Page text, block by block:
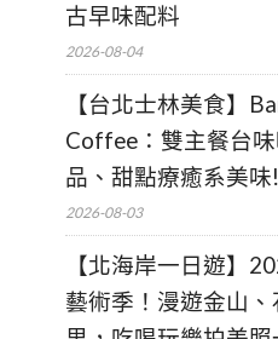
古早味配料
2026-08-04
【台北士林美食】
Coffee：雙主餐台
品、甜點療癒系美味!
2026-08-03
【北海岸一日遊】
藝術季！漫遊金山